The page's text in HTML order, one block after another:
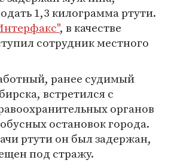
1,3 килограмма ртути.
, в качестве
сотрудник местного
ранее судимый
встретился с
органов
остановок города.
ртути он был задержан,
под стражу.